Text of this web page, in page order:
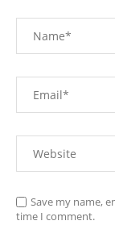
Save my name,
time I comment.